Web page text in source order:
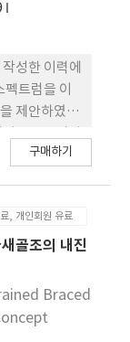
성한 이력에
트럼을 이
제안하였다.
주어진 목표
트럼을 작성
여 20개의
라 설계된 3
따르면 최상
부합됨을 알
따라 비교적
구매하기
, 개인회원 유료
골조의 내진
Braced